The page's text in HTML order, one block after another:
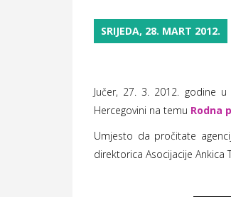
SRIJEDA, 28. MART 2012.
Jučer, 27. 3. 2012. godine
Hercegovini na temu Rodna
Umjesto da pročitate
direktorica Asocijacije Ankica